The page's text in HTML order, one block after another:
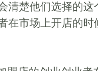
清楚他们选择的这
在市场上开店的时